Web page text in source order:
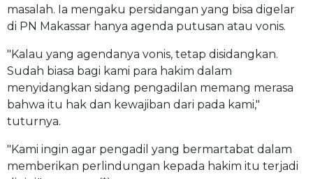
masalah. Ia mengaku persidangan yang bisa digelar
di PN Makassar hanya agenda putusan atau vonis.
"Kalau yang agendanya vonis, tetap disidangkan.
Sudah biasa bagi kami para hakim dalam
menyidangkan sidang pengadilan memang merasa
bahwa itu hak dan kewajiban dari pada kami,"
tuturnya.
"Kami ingin agar pengadil yang bermartabat dalam
memberikan perlindungan kepada hakim itu terjadi